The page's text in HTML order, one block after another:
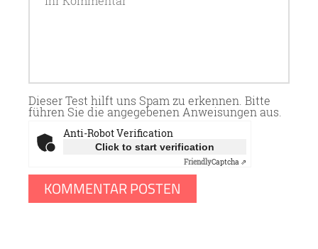
Dieser Test hilft uns Spam zu erkennen. Bitte
führen Sie die angegebenen Anweisungen aus.
Anti-Robot Verification
Click to start verification
FriendlyCaptcha ⇗